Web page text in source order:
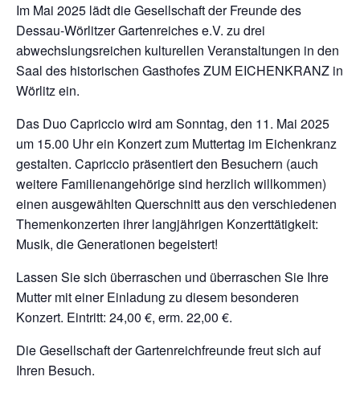
Im Mai 2025 lädt die Gesellschaft der Freunde des
Dessau-Wörlitzer Gartenreiches e.V. zu drei
abwechslungsreichen kulturellen Veranstaltungen in den
Saal des historischen Gasthofes ZUM EICHENKRANZ in
Wörlitz ein.
Das Duo Capriccio wird am Sonntag, den 11. Mai 2025
um 15.00 Uhr ein Konzert zum Muttertag im Eichenkranz
gestalten. Capriccio präsentiert den Besuchern (auch
weitere Familienangehörige sind herzlich willkommen)
einen ausgewählten Querschnitt aus den verschiedenen
Themenkonzerten ihrer langjährigen Konzerttätigkeit:
Musik, die Generationen begeistert!
Lassen Sie sich überraschen und überraschen Sie Ihre
Mutter mit einer Einladung zu diesem besonderen
Konzert. Eintritt: 24,00 €, erm. 22,00 €.
Die Gesellschaft der Gartenreichfreunde freut sich auf
Ihren Besuch.